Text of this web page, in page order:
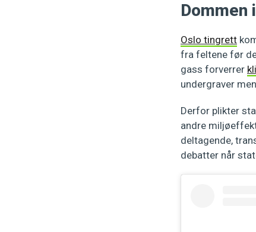
Oslo tingrett
fra feltene før
gass forverrer
undergraver
Derfor plikter
andre
deltagende,
debatter når